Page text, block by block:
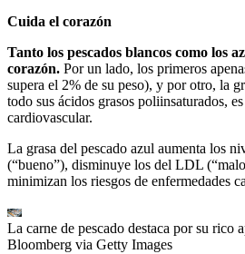
Cuida el corazón
Tanto los pescados blancos como los
corazón. Por un lado, los primeros
supera el 2% de su peso), y por otro, la
todo sus ácidos grasos poliinsaturados,
cardiovascular.
La grasa del pescado azul aumenta los
(“bueno”), disminuye los del LDL
minimizan los riesgos de enfermedades
La carne de pescado destaca por su rico
Bloomberg via Getty Images